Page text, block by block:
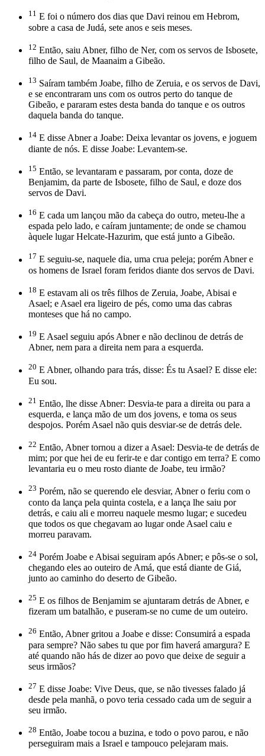
11 E foi o número dos dias que Davi reinou em Hebrom,
sobre a casa de Judá, sete anos e seis meses.
12 Então, saiu Abner, filho de Ner, com os servos de Isbosete,
filho de Saul, de Maanaim a Gibeão.
13 Saíram também Joabe, filho de Zeruia, e os servos de Davi,
e se encontraram uns com os outros perto do tanque de
Gibeão, e pararam estes desta banda do tanque e os outros
daquela banda do tanque.
14 E disse Abner a Joabe: Deixa levantar os jovens, e joguem
diante de nós. E disse Joabe: Levantem-se.
15 Então, se levantaram e passaram, por conta, doze de
Benjamim, da parte de Isbosete, filho de Saul, e doze dos
servos de Davi.
16 E cada um lançou mão da cabeça do outro, meteu-lhe a
espada pelo lado, e caíram juntamente; de onde se chamou
àquele lugar Helcate-Hazurim, que está junto a Gibeão.
17 E seguiu-se, naquele dia, uma crua peleja; porém Abner e
os homens de Israel foram feridos diante dos servos de Davi.
18 E estavam ali os três filhos de Zeruia, Joabe, Abisai e
Asael; e Asael era ligeiro de pés, como uma das cabras
monteses que há no campo.
19 E Asael seguiu após Abner e não declinou de detrás de
Abner, nem para a direita nem para a esquerda.
20 E Abner, olhando para trás, disse: És tu Asael? E disse ele:
Eu sou.
21 Então, lhe disse Abner: Desvia-te para a direita ou para a
esquerda, e lança mão de um dos jovens, e toma os seus
despojos. Porém Asael não quis desviar-se de detrás dele.
22 Então, Abner tornou a dizer a Asael: Desvia-te de detrás de
mim; por que hei de eu ferir-te e dar contigo em terra? E como
levantaria eu o meu rosto diante de Joabe, teu irmão?
23 Porém, não se querendo ele desviar, Abner o feriu com o
conto da lança pela quinta costela, e a lança lhe saiu por
detrás, e caiu ali e morreu naquele mesmo lugar; e sucedeu
que todos os que chegavam ao lugar onde Asael caiu e
morreu paravam.
24 Porém Joabe e Abisai seguiram após Abner; e pôs-se o sol,
chegando eles ao outeiro de Amá, que está diante de Giá,
junto ao caminho do deserto de Gibeão.
25 E os filhos de Benjamim se ajuntaram detrás de Abner, e
fizeram um batalhão, e puseram-se no cume de um outeiro.
26 Então, Abner gritou a Joabe e disse: Consumirá a espada
para sempre? Não sabes tu que por fim haverá amargura? E
até quando não hás de dizer ao povo que deixe de seguir a
seus irmãos?
27 E disse Joabe: Vive Deus, que, se não tivesses falado já
desde pela manhã, o povo teria cessado cada um de seguir a
seu irmão.
28 Então, Joabe tocou a buzina, e todo o povo parou, e não
perseguiram mais a Israel e tampouco pelejaram mais.